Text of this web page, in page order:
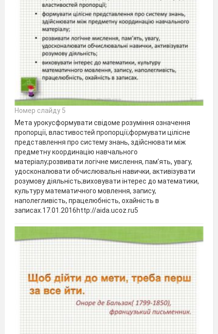
Номер слайду 5
Мета урокусформувати свідоме розуміння означення
пропорції, властивостей пропорції;формувати цілісне
представлення про систему знань, здійснювати між
предметну координацію навчального
матеріалу;розвивати логічне мислення, пам’ять, увагу,
удосконалювати обчислювальні навички, активізувати
розумову діяльність;виховувати інтерес до математики,
культуру математичного мовлення, запису,
наполегливість, працелюбність, охайність в
записах.17.01.2016http://aida.ucoz.ru5